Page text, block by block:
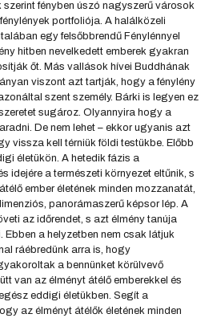
fényben úszó nagyszerű városok
portfoliója. A halálközeli
egy felsőbbrendű Fénylénnyel
hitben nevelkedett emberek gyakran
őt. Más vallások hívei Buddhának
viszont azt tartják, hogy a fénylény
szent személy. Bárki is legyen ez
sugároz. Olyannyira hogy a
De nem lehet – ekkor ugyanis azt
vissza kell térniük földi testükbe. Előbb
életükön. A hetedik fázis a
idejére a természeti környezet eltűnik, s
ember életének minden mozzanatát,
panorámaszerű képsor lép. A
az időrendet, s azt élmény tanúja
Ebben a helyzetben nem csak látjuk
ráébredünk arra is, hogy
a bennünket körülvevő
van az élményt átélő emberekkel és
eddigi életükben. Segít a
az élményt átélők életének minden